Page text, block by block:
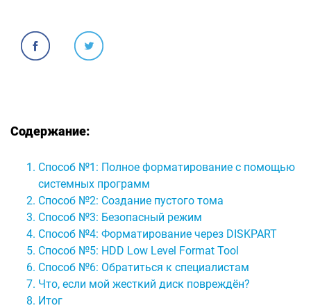
Содержание:
Способ №1: Полное форматирование с помощью
системных программ
Способ №2: Создание пустого тома
Способ №3: Безопасный режим
Способ №4: Форматирование через DISKPART
Способ №5: HDD Low Level Format Tool
Способ №6: Обратиться к специалистам
Что, если мой жесткий диск повреждён?
Итог